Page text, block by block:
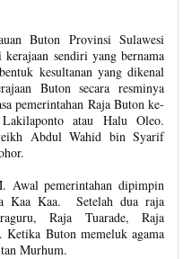
Buton Provinsi Sulawesi
sendiri yang bernama
kesultanan yang dikenal
Buton secara resminya
pemerintahan Raja Buton ke-
atau Halu Oleo.
Abdul Wahid bin Syarif
Awal pemerintahan dipimpin
Kaa Kaa. Setelah dua raja
Raja Tuarade, Raja
Buton memeluk agama
Murhum.